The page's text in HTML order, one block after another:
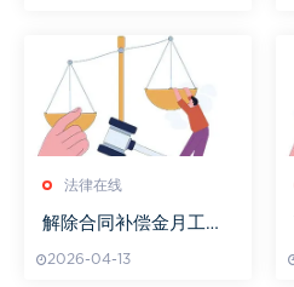
法律在线
解除合同补偿金月工资
2026-04-13